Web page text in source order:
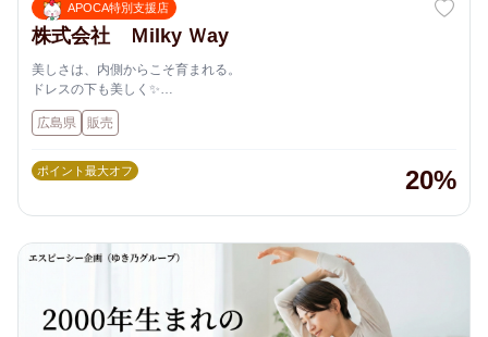
APOCA特別支援店
株式会社 Ｍilky Ｗay
美しさは、内側からこそ育まれる。
ドレスの下も美しく✨
株式会社 Milky Way は、広島・東千田町にサロンを構え、補正ランジェ
リーMIOLIでお客様を笑顔にします。
広島県 販売
ポイント最大オフ 20%